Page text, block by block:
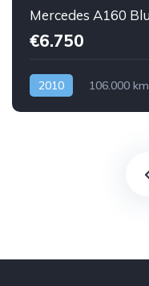
€6.750
2010 106.000 km